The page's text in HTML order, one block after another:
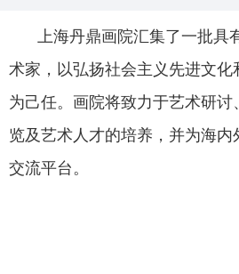
上海丹鼎画院汇集了一批具
术家，以弘扬社会主义先进文化
为己任。画院将致力于艺术研讨
览及艺术人才的培养，并为海内
交流平台。